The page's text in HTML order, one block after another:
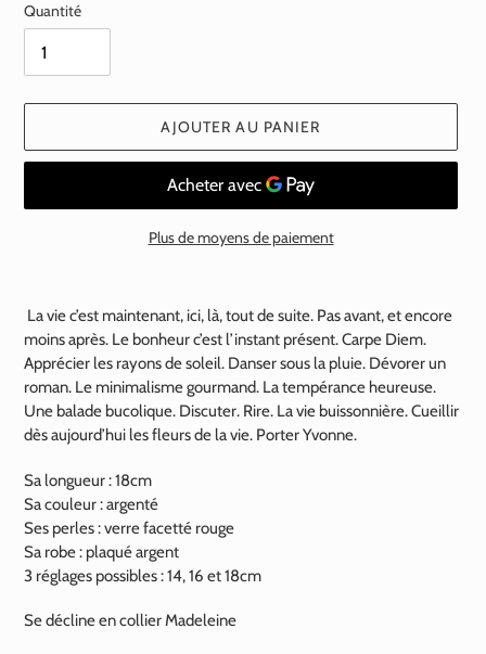
Quantité
AJOUTER AU PANIER
Plus de moyens de paiement
d'un
produit
à
votre
panier
La vie c’est maintenant, ici, là, tout de suite. Pas avant, et encore
moins après. Le bonheur c’est l’instant présent. Carpe Diem.
Apprécier les rayons de soleil. Danser sous la pluie. Dévorer un
roman. Le minimalisme gourmand. La tempérance heureuse.
Une balade bucolique. Discuter. Rire. La vie buissonnière. Cueillir
dès aujourd’hui les fleurs de la vie. Porter Yvonne.
Sa longueur : 18cm
Sa couleur : argenté
Ses perles : verre facetté rouge
Sa robe : plaqué argent
3 réglages possibles : 14, 16 et 18cm
Se décline en collier Madeleine